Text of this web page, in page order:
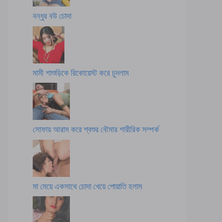
বন্ধুর বউ চোদা
মামী শাশুড়িকে রিকোয়েস্ট করে চুদলাম
সোফায় আরাম করে শ্বশুর বৌমার শারীরিক সম্পর্ক
মা মেয়ে একসাথে চোদা খেয়ে পোয়াতি হলাম